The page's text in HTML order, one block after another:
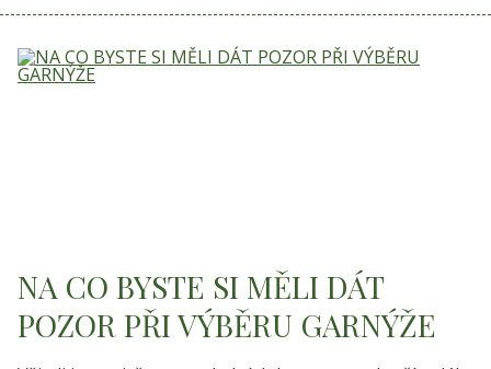
NA CO BYSTE SI MĚLI DÁT
POZOR PŘI VÝBĚRU GARNÝŽE